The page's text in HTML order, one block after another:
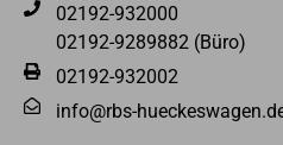
02192-932000
02192-9289882 (Büro)
02192-932002
info@rbs-